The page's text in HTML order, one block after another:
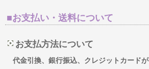
■お支払い・送料について
お支払方法について
代金引換、銀行振込、クレジットカードが